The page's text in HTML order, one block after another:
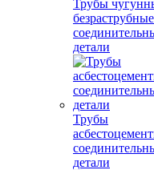
Трубы
детали
Трубы
детали